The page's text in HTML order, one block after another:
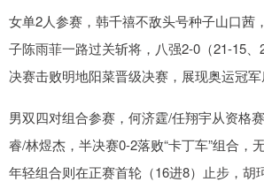
女单2人参赛，韩千禧不敌头号种子山口茜
子陈雨菲一路过关斩将，八强2-0（21-15
决赛击败明地阳菜晋级决赛，展现奥运冠军
男双四对组合参赛，何济霆/任翔宇从资格
睿/林煜杰，半决赛0-2落败“卡丁车”组合，
年轻组合则在正赛首轮（16进8）止步，胡